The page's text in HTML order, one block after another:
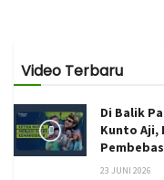
Video Terbaru
Di Balik
Kunto Aji,
23 JUNI 2026